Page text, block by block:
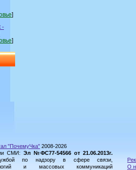
]
-
]
"ПочемуЧка" 2008-2026
СМИ: Эл №ФС77-54566 от 21.06.2013г.
по надзору в сфере связи,
и массовых коммуникаций
О